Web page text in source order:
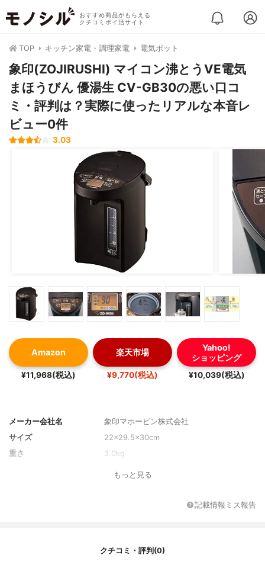
おすすめ商品がもらえる
クチコミポイ活サイト
TOP キッチン家電・調理家電 電気ポット
象印(ZOJIRUSHI) マイコン沸とうVE電気
まほうびん 優湯生 CV-GB30の悪い口コ
ミ・評判は？実際に使ったリアルな本音レ
ビュー0件
3.03
Amazon
¥11,968(税込)
楽天市場
¥9,770(税込)
Yahoo!
ショッピング
¥10,039(税込)
メーカー会社名
象印マホービン株式会社
サイズ
22×29.5×30cm
重さ
3.0kg
もっと見る
記載情報ミス報告
クチコミ・評判(0)